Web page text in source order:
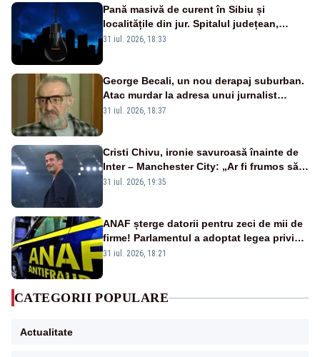
Pană masivă de curent în Sibiu și
localitățile din jur. Spitalul județean,
semafoarele, rețelele de telefonie, grav
31 iul. 2026, 18:33
George Becali, un nou derapaj suburban.
Atac murdar la adresa unui jurnalist
sportiv – AUDIO
31 iul. 2026, 18:37
Cristi Chivu, ironie savuroasă înainte de
Inter – Manchester City: „Ar fi frumos să
mai cumpărați și de la noi”
31 iul. 2026, 19:35
ANAF șterge datorii pentru zeci de mii de
firme! Parlamentul a adoptat legea privind
amnistia fiscală
31 iul. 2026, 18:21
CATEGORII POPULARE
Actualitate